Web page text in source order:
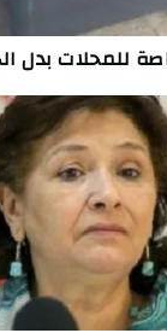
للمحلات بدل